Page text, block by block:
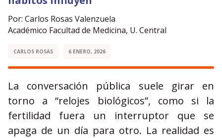
Por: Carlos Rosas Valenzuela
Académico Facultad de Medicina, U. Central
CARLOS ROSAS 6 ENERO, 2026
La conversación pública suele girar en
torno a “relojes biológicos”, como si la
fertilidad fuera un interruptor que se
apaga de un día para otro. La realidad es